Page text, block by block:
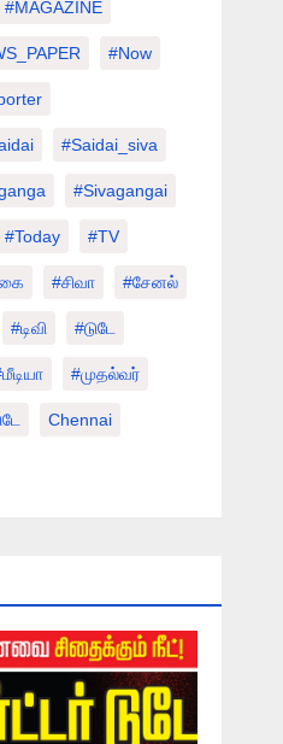
#MAGAZINE
#Now
#saidai_siva
#sivagangai
#today #TV
#சிவா #சேனல்
#டிவி #டுடே
#முதல்வர்
Chennai